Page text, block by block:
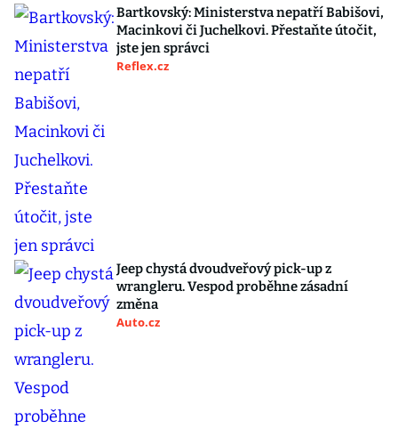
Bartkovský: Ministerstva nepatří Babišovi,
Macinkovi či Juchelkovi. Přestaňte útočit,
jste jen správci
Reflex.cz
Jeep chystá dvoudveřový pick-up z
wrangleru. Vespod proběhne zásadní
změna
Auto.cz